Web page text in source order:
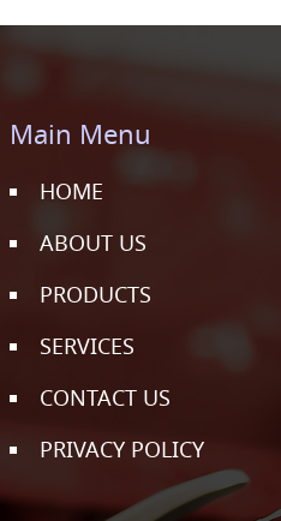
Main Menu
HOME
ABOUT US
PRODUCTS
SERVICES
CONTACT US
PRIVACY POLICY